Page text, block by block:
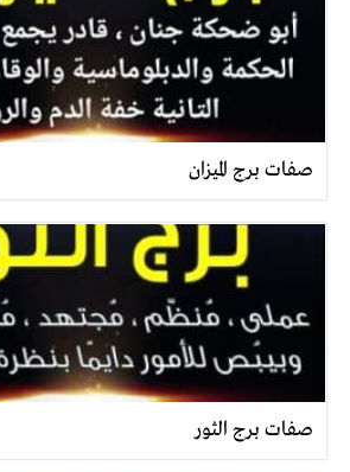
صفات برج الميزان
صفات برج الثور